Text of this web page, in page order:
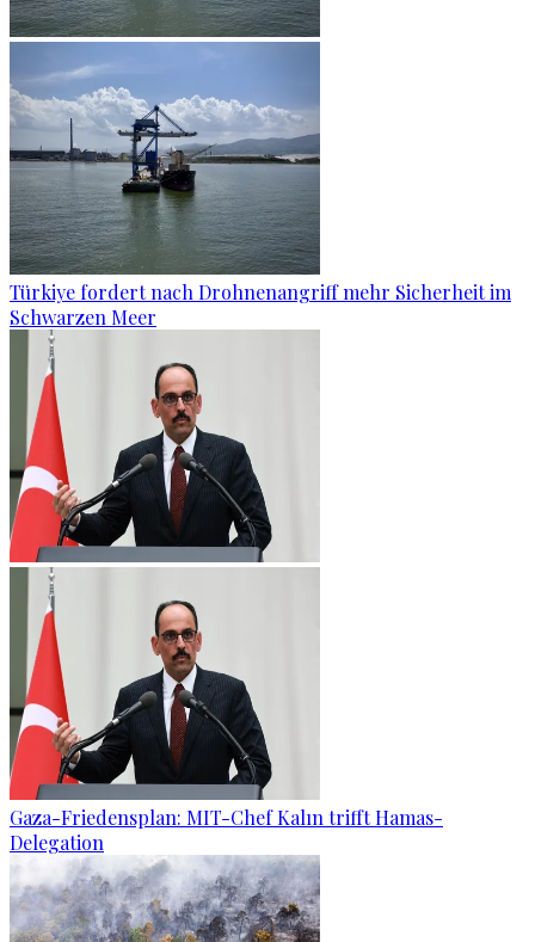
Türkiye fordert nach Drohnenangriff mehr Sicherheit im
Schwarzen Meer
Gaza-Friedensplan: MIT-Chef Kalın trifft Hamas-
Delegation